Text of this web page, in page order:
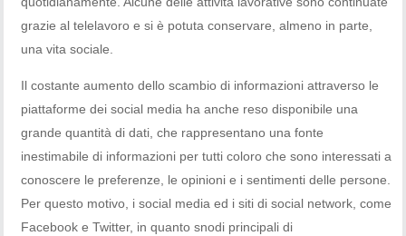
grazie al telelavoro e si è potuta conservare, almeno in parte,
una vita sociale.
Il costante aumento dello scambio di informazioni attraverso le
piattaforme dei social media ha anche reso disponibile una
grande quantità di dati, che rappresentano una fonte
inestimabile di informazioni per tutti coloro che sono interessati a
conoscere le preferenze, le opinioni e i sentimenti delle persone.
Per questo motivo, i social media ed i siti di social network, come
Facebook e Twitter, in quanto snodi principali di